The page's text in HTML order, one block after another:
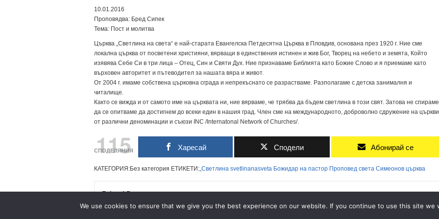
10.01.2016
Проповядва: Бред Сипек
Тема: Пост и молитва
Църква „Светлина на света“ е най-старата Евангелска Петдесятна Църква в Пловдив, основана през 1920 г. Ние сме
локална църква от посветени християни, вярващи в единствения истинен и жив Бог, Творец на небето и земята, Който
изявява Себе Си в три лица – Отец, Син и Святи Дух. Ние признаваме Библията като Божие Слово и я приемаме като
върховен авторитет и пътеводител за нашата вяра и живот.
От 2004 г. имаме собствена църковна сграда и непрекъснато се разрастваме. Разполагаме с детска занималня и
читалище.
Както се вижда и от самото име на църквата ни, ние вярваме, че трябва да бъдем светлина в този свят. Затова не спираме
да се опитваме да достигнем до всеки един в нашия град. Член сме на международното, доброволно сдружение на църкви
от различни деноминации и съюзи INC /Internatonal Network of Churches/.
115
СПОДЕЛЯНИЯ Харесай Сподели Абонирай се
КАТЕГОРИЯ:Без категория ЕТИКЕТИ:„Светлина svetlinanasveta Божидар на пастор Проповед света Симеонов църква
Related Posts ADVERTISEMENT
We use cookies to ensure that we give you the best experience on our website. If you continue to use this site we